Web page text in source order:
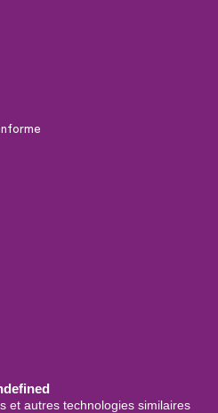
et autres technologies similaires